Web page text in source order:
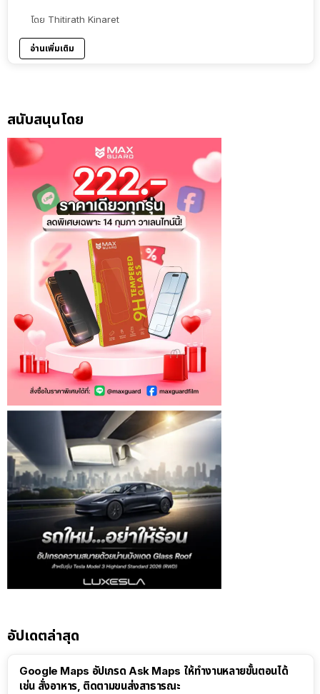
โดย Thitirath Kinaret
อ่านเพิ่มเติม
สนับสนุนโดย
อัปเดตล่าสุด
Google Maps อัปเกรด Ask Maps ให้ทำงานหลายขั้นตอนได้
เช่น สั่งอาหาร, ติดตามขนส่งสาธารณะ